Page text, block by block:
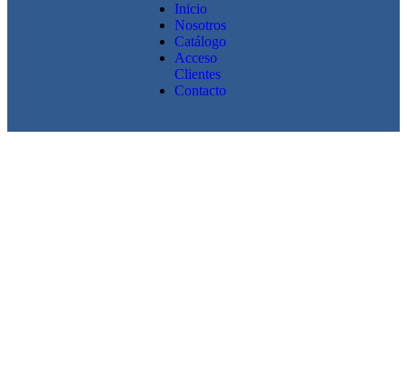
Inicio
Nosotros
Catálogo
Acceso
Clientes
Contacto